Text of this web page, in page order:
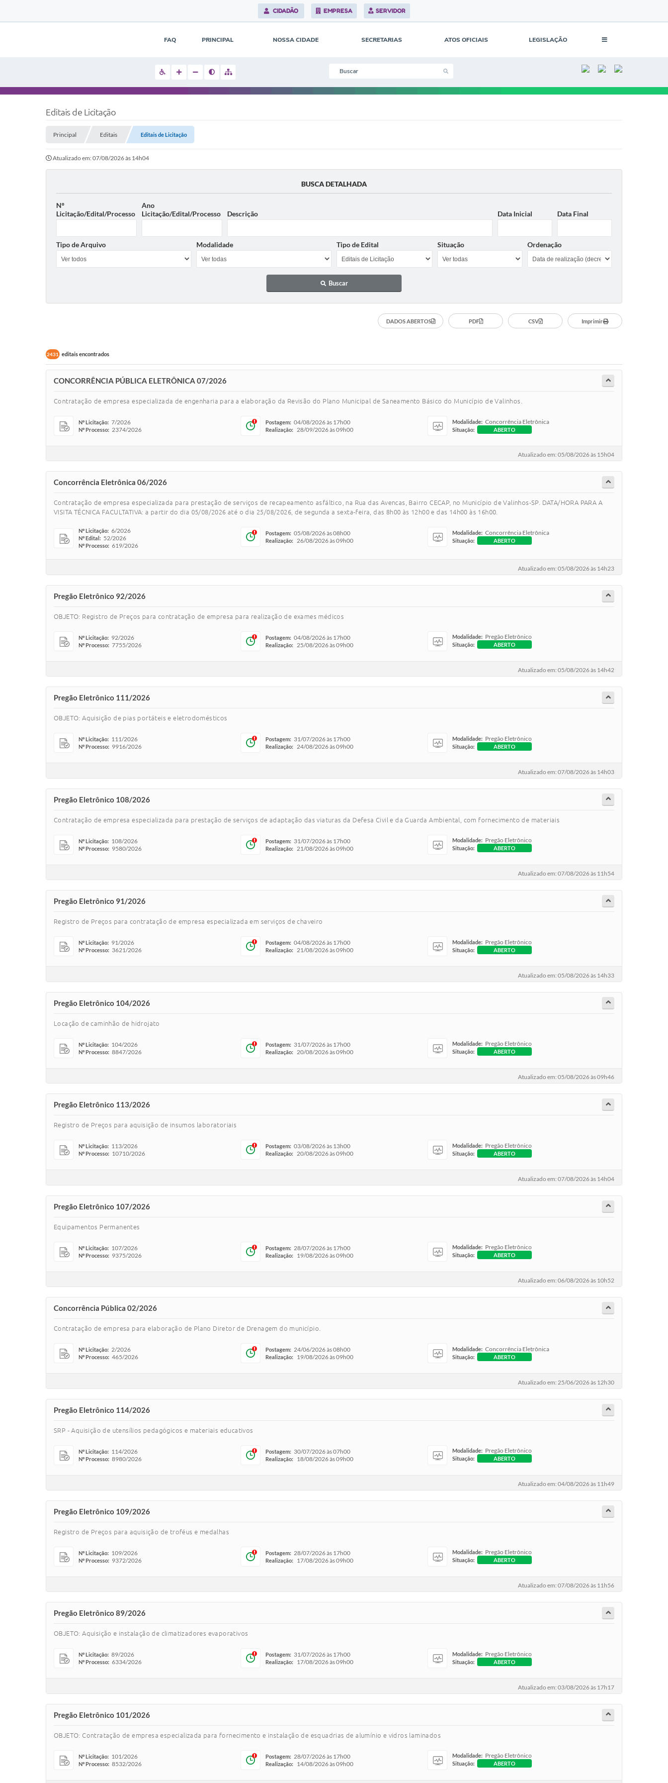
CIDADÃO EMPRESA SERVIDOR
FAQ PRINCIPAL NOSSA CIDADE SECRETARIAS ATOS OFICIAIS LEGISLAÇÃO
Editais de Licitação
Principal Editais Editais de Licitação
Atualizado em: 07/08/2026 às 14h04
BUSCA DETALHADA
Nº
Licitação/Edital/Processo
Ano
Licitação/Edital/Processo
Descrição Data Inicial Data Final
Tipo de Arquivo Modalidade Tipo de Edital Situação Ordenação
Buscar
DADOS ABERTOS PDF CSV Imprimir
2431 editais encontrados
CONCORRÊNCIA PÚBLICA ELETRÔNICA 07/2026
Contratação de empresa especializada de engenharia para a elaboração da Revisão do Plano Municipal de Saneamento Básico do Município de Valinhos.
Nº Licitação: 7/2026
Nº Processo: 2374/2026
Postagem: 04/08/2026 às 17h00
Realização: 28/09/2026 às 09h00
Modalidade: Concorrência Eletrônica
Situação: ABERTO
Atualizado em: 05/08/2026 às 15h04
Concorrência Eletrônica 06/2026
Contratação de empresa especializada para prestação de serviços de recapeamento asfáltico, na Rua das Avencas, Bairro CECAP, no Município de Valinhos-SP. DATA/HORA PARA A
VISITA TÉCNICA FACULTATIVA: a partir do dia 05/08/2026 até o dia 25/08/2026, de segunda a sexta-feira, das 8h00 às 12h00 e das 14h00 às 16h00.
Nº Licitação: 6/2026
Nº Edital: 52/2026
Nº Processo: 619/2026
Postagem: 05/08/2026 às 08h00
Realização: 26/08/2026 às 09h00
Modalidade: Concorrência Eletrônica
Situação: ABERTO
Atualizado em: 05/08/2026 às 14h23
Pregão Eletrônico 92/2026
OBJETO: Registro de Preços para contratação de empresa para realização de exames médicos
Nº Licitação: 92/2026
Nº Processo: 7755/2026
Postagem: 04/08/2026 às 17h00
Realização: 25/08/2026 às 09h00
Modalidade: Pregão Eletrônico
Situação: ABERTO
Atualizado em: 05/08/2026 às 14h42
Pregão Eletrônico 111/2026
OBJETO: Aquisição de pias portáteis e eletrodomésticos
Nº Licitação: 111/2026
Nº Processo: 9916/2026
Postagem: 31/07/2026 às 17h00
Realização: 24/08/2026 às 09h00
Modalidade: Pregão Eletrônico
Situação: ABERTO
Atualizado em: 07/08/2026 às 14h03
Pregão Eletrônico 108/2026
Contratação de empresa especializada para prestação de serviços de adaptação das viaturas da Defesa Civil e da Guarda Ambiental, com fornecimento de materiais
Nº Licitação: 108/2026
Nº Processo: 9580/2026
Postagem: 31/07/2026 às 17h00
Realização: 21/08/2026 às 09h00
Modalidade: Pregão Eletrônico
Situação: ABERTO
Atualizado em: 07/08/2026 às 11h54
Pregão Eletrônico 91/2026
Registro de Preços para contratação de empresa especializada em serviços de chaveiro
Nº Licitação: 91/2026
Nº Processo: 3621/2026
Postagem: 04/08/2026 às 17h00
Realização: 21/08/2026 às 09h00
Modalidade: Pregão Eletrônico
Situação: ABERTO
Atualizado em: 05/08/2026 às 14h33
Pregão Eletrônico 104/2026
Locação de caminhão de hidrojato
Nº Licitação: 104/2026
Nº Processo: 8847/2026
Postagem: 31/07/2026 às 17h00
Realização: 20/08/2026 às 09h00
Modalidade: Pregão Eletrônico
Situação: ABERTO
Atualizado em: 05/08/2026 às 09h46
Pregão Eletrônico 113/2026
Registro de Preços para aquisição de insumos laboratoriais
Nº Licitação: 113/2026
Nº Processo: 10710/2026
Postagem: 03/08/2026 às 13h00
Realização: 20/08/2026 às 09h00
Modalidade: Pregão Eletrônico
Situação: ABERTO
Atualizado em: 07/08/2026 às 14h04
Pregão Eletrônico 107/2026
Equipamentos Permanentes
Nº Licitação: 107/2026
Nº Processo: 9375/2026
Postagem: 28/07/2026 às 17h00
Realização: 19/08/2026 às 09h00
Modalidade: Pregão Eletrônico
Situação: ABERTO
Atualizado em: 06/08/2026 às 10h52
Concorrência Pública 02/2026
Contratação de empresa para elaboração de Plano Diretor de Drenagem do município.
Nº Licitação: 2/2026
Nº Processo: 465/2026
Postagem: 24/06/2026 às 08h00
Realização: 19/08/2026 às 09h00
Modalidade: Concorrência Eletrônica
Situação: ABERTO
Atualizado em: 25/06/2026 às 12h30
Pregão Eletrônico 114/2026
SRP - Aquisição de utensílios pedagógicos e materiais educativos
Nº Licitação: 114/2026
Nº Processo: 8980/2026
Postagem: 30/07/2026 às 07h00
Realização: 18/08/2026 às 09h00
Modalidade: Pregão Eletrônico
Situação: ABERTO
Atualizado em: 04/08/2026 às 11h49
Pregão Eletrônico 109/2026
Registro de Preços para aquisição de troféus e medalhas
Nº Licitação: 109/2026
Nº Processo: 9372/2026
Postagem: 28/07/2026 às 17h00
Realização: 17/08/2026 às 09h00
Modalidade: Pregão Eletrônico
Situação: ABERTO
Atualizado em: 07/08/2026 às 11h56
Pregão Eletrônico 89/2026
OBJETO: Aquisição e instalação de climatizadores evaporativos
Nº Licitação: 89/2026
Nº Processo: 6334/2026
Postagem: 31/07/2026 às 17h00
Realização: 17/08/2026 às 09h00
Modalidade: Pregão Eletrônico
Situação: ABERTO
Atualizado em: 03/08/2026 às 17h17
Pregão Eletrônico 101/2026
OBJETO: Contratação de empresa especializada para fornecimento e instalação de esquadrias de alumínio e vidros laminados
Nº Licitação: 101/2026
Nº Processo: 8532/2026
Postagem: 28/07/2026 às 17h00
Realização: 14/08/2026 às 09h00
Modalidade: Pregão Eletrônico
Situação: ABERTO